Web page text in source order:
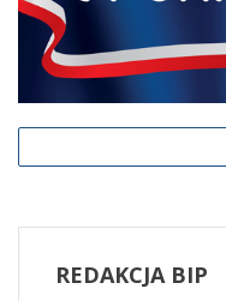
REDAKCJABIP